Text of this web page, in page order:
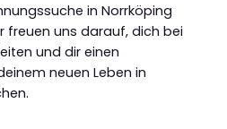
in Norrköping
freuen uns darauf, dich bei
und dir einen
neuen Leben in